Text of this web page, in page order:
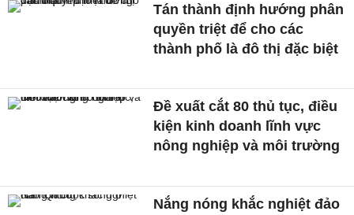
Tán thành định hướng phân
quyền triệt để cho các
thành phố là đô thị đặc biệt
Đề xuất cắt 80 thủ tục, điều
kiện kinh doanh lĩnh vực
nông nghiệp và môi trường
Nắng nóng khắc nghiệt đảo